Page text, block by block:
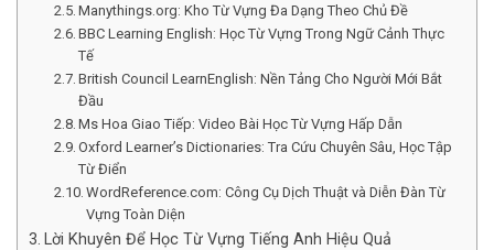
Manythings.org: Kho Từ Vựng Đa Dạng Theo Chủ Đề
BBC Learning English: Học Từ Vựng Trong Ngữ Cảnh Thực
Tế
British Council LearnEnglish: Nền Tảng Cho Người Mới Bắt
Đầu
Ms Hoa Giao Tiếp: Video Bài Học Từ Vựng Hấp Dẫn
Oxford Learner’s Dictionaries: Tra Cứu Chuyên Sâu, Học Tập
Từ Điển
WordReference.com: Công Cụ Dịch Thuật và Diễn Đàn Từ
Vựng Toàn Diện
Lời Khuyên Để Học Từ Vựng Tiếng Anh Hiệu Quả